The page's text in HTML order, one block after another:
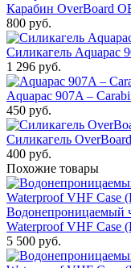
Карабин OverBoard
800 руб.
Силикагель Aquapac
1 296 руб.
Aquapac 907A –
450 руб.
Силикагель
400 руб.
Похожие товары
Водонепроницаемый
Waterproof VHF Case
5 500 руб.